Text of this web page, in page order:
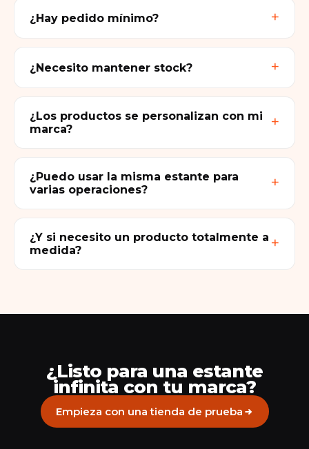
¿Hay pedido mínimo?
¿Necesito mantener stock?
¿Los productos se personalizan con mi
marca?
¿Puedo usar la misma estante para
varias operaciones?
¿Y si necesito un producto totalmente a
medida?
¿Listo para una estante
infinita con tu marca?
Empieza con una tienda de prueba